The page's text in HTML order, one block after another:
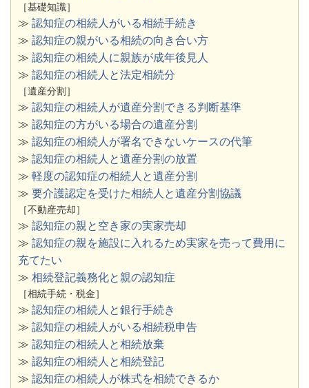
［基礎知識］
≫ 認知症の相続人がいる相続手続き
≫ 認知症の親がいる相続の向き合い方
≫ 認知症の相続人に親族が成年後見人
≫ 認知症の相続人と法定相続分
［遺産分割］
≫ 認知症の相続人が遺産分割できる判断基準
≫ 認知症の方がいる場合の遺産分割
≫ 認知症の相続人が署名できないケースの代筆
≫ 認知症の相続人と遺産分割の放置
≫ 軽度の認知症の相続人と遺産分割
≫ 要介護認定を受けた相続人と遺産分割協議
［不動産売却］
≫ 認知症の親と空き家の実家売却
≫ 認知症の親を施設に入れるため実家を売って費用に
充てたい
≫ 相続登記義務化と親の認知症
［相続手続・税金］
≫ 認知症の相続人と銀行手続き
≫ 認知症の相続人がいる相続税申告
≫ 認知症の相続人と相続放棄
≫ 認知症の相続人と相続登記
≫ 認知症の相続人が株式を相続できるか